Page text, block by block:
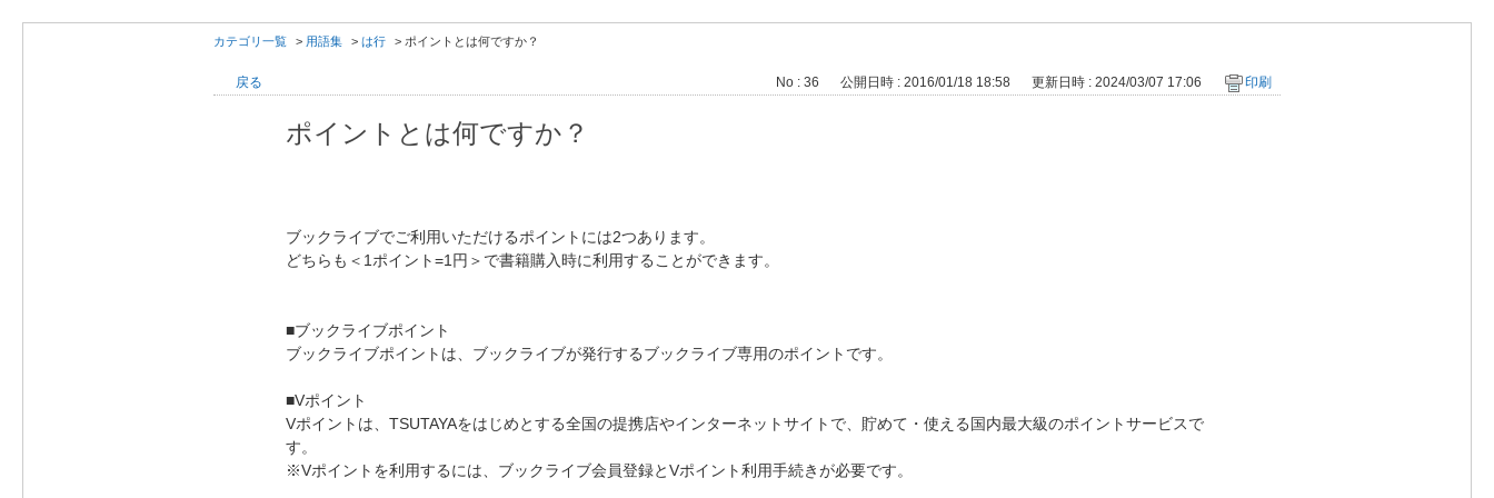
カテゴリ一覧 > 用語集 > は行 > ポイントとは何ですか？
戻る No : 36 公開日時 : 2016/01/18 18:58 更新日時 : 2024/03/07 17:06 印刷
ポイントとは何ですか？
ブックライブでご利用いただけるポイントには2つあります。
どちらも＜1ポイント=1円＞で書籍購入時に利用することができます。
■ブックライブポイント
ブックライブポイントは、ブックライブが発行するブックライブ専用のポイントです。
■Vポイント
Vポイントは、TSUTAYAをはじめとする全国の提携店やインターネットサイトで、貯めて・使える国内最大級のポイントサービスで
す。
※Vポイントを利用するには、ブックライブ会員登録とVポイント利用手続きが必要です。